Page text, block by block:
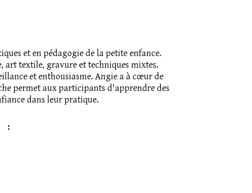
et en pédagogie de la petite enfance.
art textile, gravure et techniques mixtes.
et enthousiasme. Angie a à cœur de
permet aux participants d'apprendre des
dans leur pratique.
: